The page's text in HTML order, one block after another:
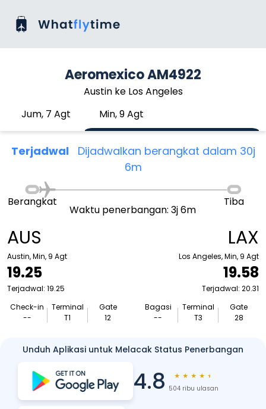
Aeromexico AM4922
Austin ke Los Angeles
Jum, 7 Agt
Min, 9 Agt
Terjadwal
Dijadwalkan berangkat dalam 30j
6m
AUS
Austin, Min, 9 Agt
19.25
Terjadwal: 19.25
Check-in
--
Terminal
T1
Gate
12
Berangkat
Waktu penerbangan: 3j 6m
Tiba
LAX
Los Angeles, Min, 9 Agt
19.58
Terjadwal: 20.31
Bagasi
--
Terminal
T3
Gate
28
Unduh Aplikasi untuk Melacak Status Penerbangan
4.8 ★ ★ ★ ★ ★
504 ribu ulasan